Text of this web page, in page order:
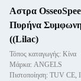
Αστρα
Πυρήνα
((Lilac)
Τόπος καταγωγής: Κίνα
Μάρκα: ANGELS
Πιστοποίηση: TUV CE,